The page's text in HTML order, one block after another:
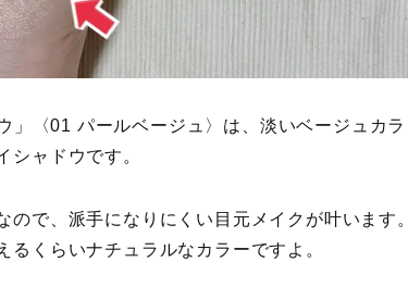
〈01 パールベージュ〉は、淡いベージュカラ
シャドウです。
で、派手になりにくい目元メイクが叶います。
くらいナチュラルなカラーですよ。